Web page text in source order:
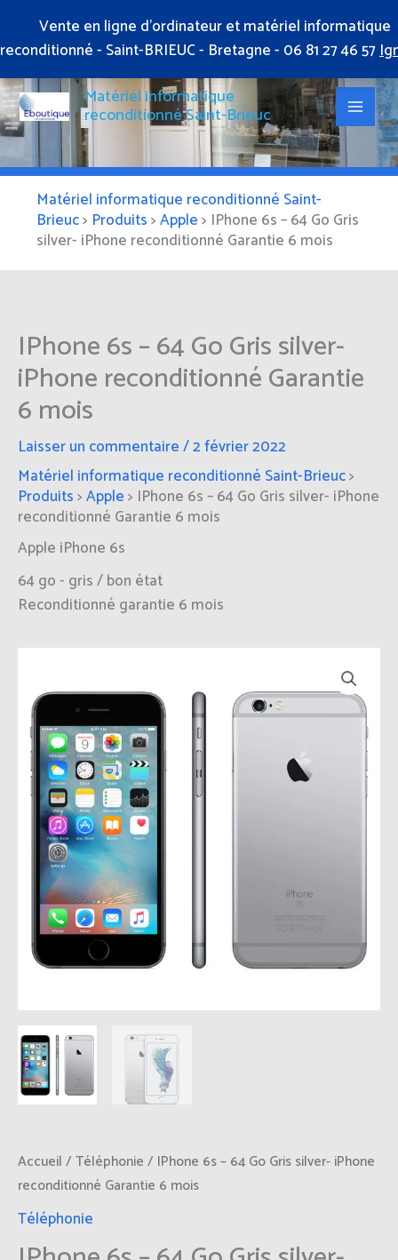
Vente en ligne d'ordinateur et matériel informatique
reconditionné - Saint-BRIEUC - Bretagne - 06 81 27 46 57
contenu
Matériel informatique
reconditionné Saint-Brieuc
Matériel informatique reconditionné Saint-
Brieuc> Produits>Apple> IPhone 6s – 64 Go Gris
silver- iPhone reconditionné Garantie 6 mois
IPhone 6s – 64 Go Gris silver-
iPhone reconditionné Garantie
6 mois
Laisser un commentaire/2 février 2022
Matériel informatique reconditionné Saint-Brieuc>
Produits>Apple> IPhone 6s – 64 Go Gris silver- iPhone
reconditionné Garantie 6 mois
Apple iPhone 6s
64 go - gris / bon état
Reconditionné garantie 6 mois
Accueil / Téléphonie / IPhone 6s – 64 Go Gris silver- iPhone
reconditionné Garantie 6 mois
Téléphonie